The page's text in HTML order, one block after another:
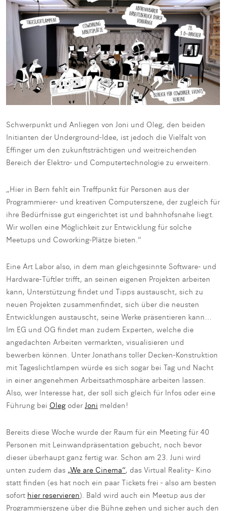
Schwerpunkt und Anliegen von Joni und Oleg, den beiden
Initianten der Underground-Idee, ist jedoch die Vielfalt von
Effinger um den zukunftsträchtigen und weitreichenden
Bereich der Elektro- und Computertechnologie zu erweitern.
„Hier in Bern fehlt ein Treffpunkt für Personen aus der
Programmierer- und kreativen Computerszene, der zugleich für
ihre Bedürfnisse gut eingerichtet ist und bahnhofsnahe liegt.
Wir wollen eine Möglichkeit zur Entwicklung für solche
Meetups und Coworking-Plätze bieten.“
Eine Art Labor also, in dem man gleichgesinnte Software- und
Hardware-Tüftler trifft, an seinen eigenen Projekten arbeiten
kann, Unterstützung findet und Tipps austauscht, sich zu
neuen Projekten zusammenfindet, sich über die neusten
Entwicklungen austauscht, seine Werke präsentieren kann…
Im EG und OG findet man zudem Experten, welche die
angedachten Arbeiten vermarkten, visualisieren und
bewerben können. Unter Jonathans toller Decken-Konstruktion
mit Tageslichtlampen würde es sich sogar bei Tag und Nacht
in einer angenehmen Arbeitsathmosphäre arbeiten lassen.
Also, wer Interesse hat, der soll sich gleich für Infos oder eine
Führung bei Oleg oder Joni melden!
Bereits diese Woche wurde der Raum für ein Meeting für 40
Personen mit Leinwandpräsentation gebucht, noch bevor
dieser überhaupt ganz fertig war. Schon am 23. Juni wird
unten zudem das „We are Cinema“, das Virtual Reality- Kino
statt finden (es hat noch ein paar Tickets frei - also am besten
sofort hier reservieren). Bald wird auch ein Meetup aus der
Programmierszene über die Bühne gehen und sicher auch den